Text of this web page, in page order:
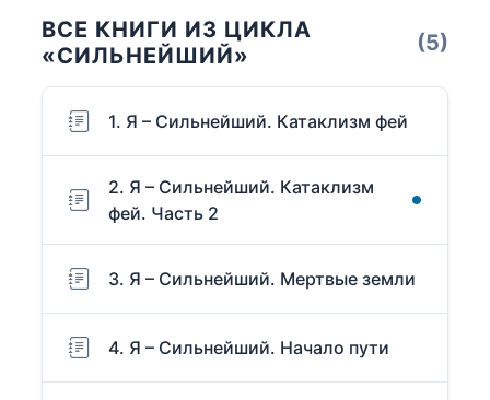
ВСЕ КНИГИ ИЗ ЦИКЛА
«СИЛЬНЕЙШИЙ»
(5)
1. Я – Сильнейший. Катаклизм фей
2. Я – Сильнейший. Катаклизм
фей. Часть 2
3. Я – Сильнейший. Мертвые земли
4. Я – Сильнейший. Начало пути